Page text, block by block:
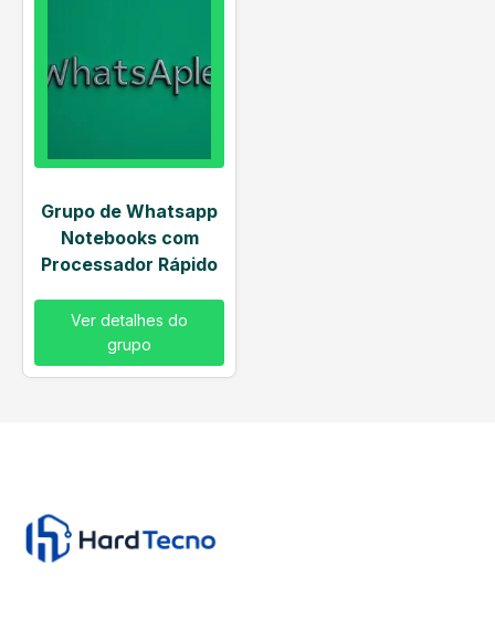
Grupo de Whatsapp
Notebooks com
Processador Rápido
Ver detalhes do
grupo